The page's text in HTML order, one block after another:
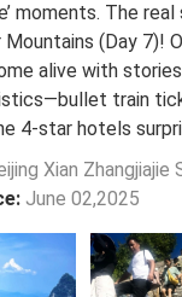
moments. The
Mountains (Day 7)!
alive with
train
4-star hotels
Xian Zhangjiajie
June 02,2025